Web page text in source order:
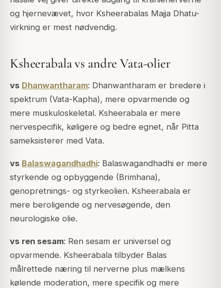
og hjernevævet, hvor Ksheerabalas Majja Dhatu-
virkning er mest nødvendig.
Ksheerabala vs andre Vata-olier
vs Dhanwantharam: Dhanwantharam er bredere i
spektrum (Vata-Kapha), mere opvarmende og
mere muskuloskeletal. Ksheerabala er mere
nervespecifik, køligere og bedre egnet, når Pitta
sameksisterer med Vata.
vs Balaswagandhadhi: Balaswagandhadhi er mere
styrkende og opbyggende (Brimhana),
genopretnings- og styrkeolien. Ksheerabala er
mere beroligende og nervesøgende, den
neurologiske olie.
vs ren sesam: Ren sesam er universel og
opvarmende. Ksheerabala tilbyder Balas
målrettede næring til nerverne plus mælkens
kølende moderation, mere specifik og mere